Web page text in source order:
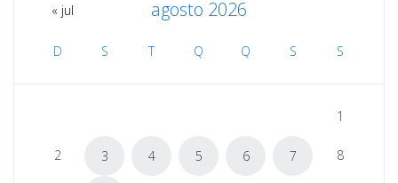
agosto 2026
D S T Q Q S S
« jul
1
2 3 4 5 6 7 8